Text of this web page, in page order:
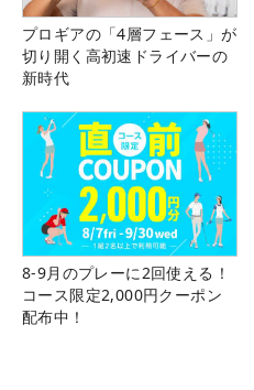
プロギアの「4層フェース」が
切り開く高初速ドライバーの
新時代
8-9月のプレーに2回使える！
コース限定2,000円クーポン
配布中！